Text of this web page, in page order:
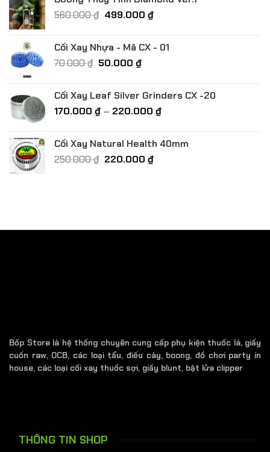
400.000 ₫.là:
560.000₫ Giá
560.000 ₫.
499.000 ₫Giá
là:
Cối Xay Nhựa - Mã CX - 01
70.000₫ Giá
70.000 ₫.
50.000 ₫Giá
là:
50.000 ₫.
Cối Xay Leaf Silver Grinders CX -20
170.000 ₫ – 220.000 ₫Khoảng
170.000 ₫
Cối Xay Natural Health 40mm
250.000₫ Giá
220.000 ₫Giá
Bốp Store là hệ thống chuyên cung cấp phụ kiện thuốc lá, giấy
cuốn raw, OCB, các loại tẩu, điếu cày, boong, đồ chơi party in
house, các loại cối xay thuốc sợi, giấy blunt, bật lửa clipper
THÔNG TIN SHOP